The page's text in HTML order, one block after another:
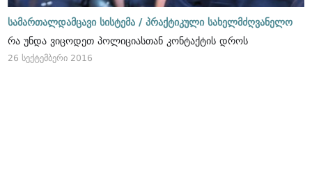
სამართალდამცავი სისტემა / პრაქტიკული სახელმძღვანელო
რა უნდა ვიცოდეთ პოლიციასთან კონტაქტის დროს
26 სექტემბერი 2016